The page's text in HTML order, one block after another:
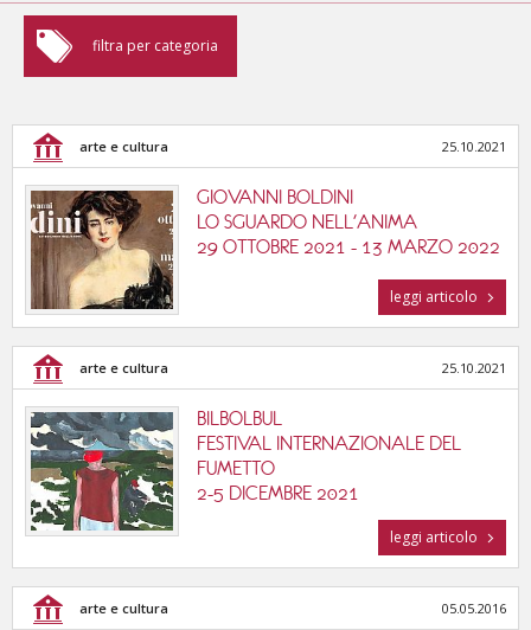
filtra per categoria
arte e cultura
enogastronomia
sport e benessere
cinema, musica e teatri
tutte le categorie
arte e cultura 25.10.2021
GIOVANNI BOLDINI
LO SGUARDO NELL'ANIMA
29 OTTOBRE 2021 - 13 MARZO 2022
leggi articolo
arte e cultura 25.10.2021
BILBOLBUL
FESTIVAL INTERNAZIONALE DEL
FUMETTO
2-5 DICEMBRE 2021
leggi articolo
arte e cultura 05.05.2016